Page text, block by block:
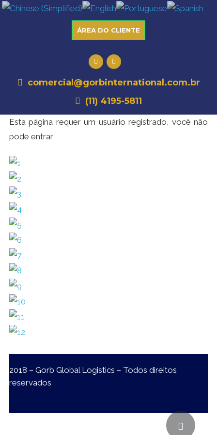
ÁREA DO CLIENTE
comercial@gorbinternational.com.br
(11) 4195-5811
Esta página requer um usuário registrado, você não
pode entrar
2018 – Gorb Global Logistics – Todos direitos
reservados